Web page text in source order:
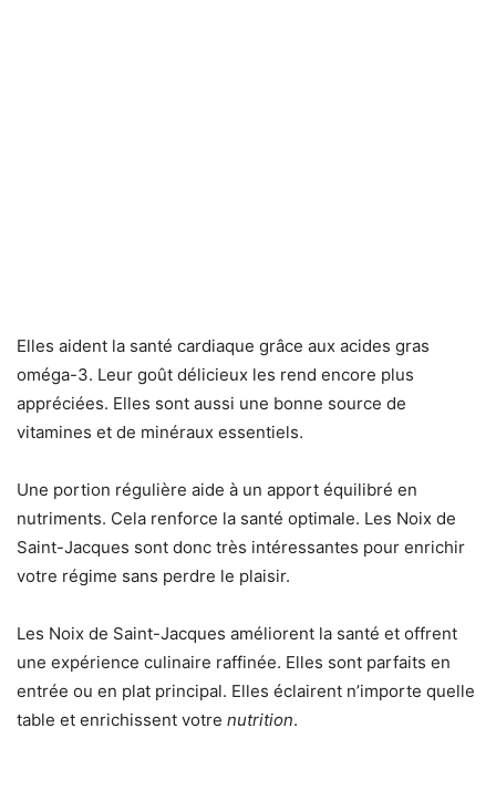
Elles aident la santé cardiaque grâce aux acides gras
oméga-3. Leur goût délicieux les rend encore plus
appréciées. Elles sont aussi une bonne source de
vitamines et de minéraux essentiels.
Une portion régulière aide à un apport équilibré en
nutriments. Cela renforce la santé optimale. Les Noix de
Saint-Jacques sont donc très intéressantes pour enrichir
votre régime sans perdre le plaisir.
Les Noix de Saint-Jacques améliorent la santé et offrent
une expérience culinaire raffinée. Elles sont parfaits en
entrée ou en plat principal. Elles éclairent n’importe quelle
table et enrichissent votre nutrition.